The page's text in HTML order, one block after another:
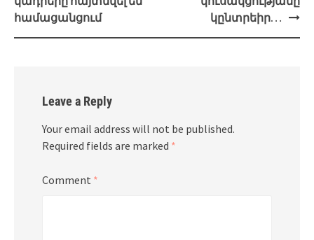
համացանցում
կընտրեիր…
Leave a Reply
Your email address will not be published.
Required fields are marked *
Comment *